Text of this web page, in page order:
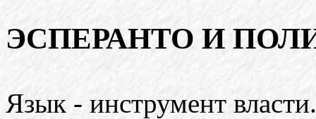
ЭСПЕРАНТО И
Язык - инструмент